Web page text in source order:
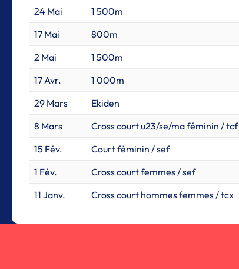
24 Mai
1 500m
17 Mai
800m
2 Mai
1 500m
17 Avr.
1 000m
29 Mars
Ekiden
8 Mars
Cross court u23/se/ma féminin / tcf
15 Fév.
Court féminin / sef
1 Fév.
Cross court femmes / sef
11 Janv.
Cross court hommes femmes / tcx